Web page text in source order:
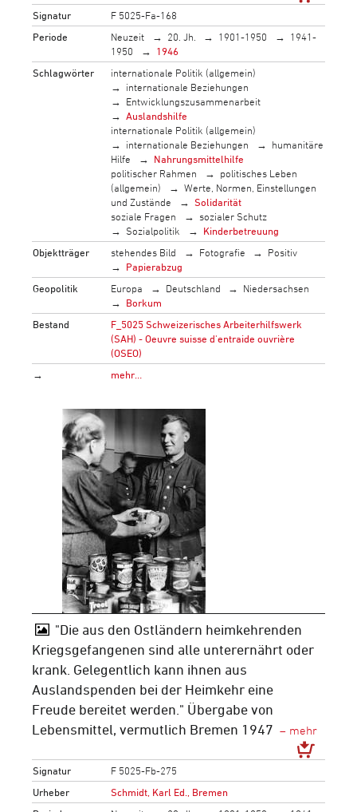
Signatur
F 5025-Fa-168
Periode
Neuzeit 20. Jh. 1901-1950
1941-
1950
1946
Schlagwörter
internationale Politik (allgemein)
internationale Beziehungen
Entwicklungszusammenarbeit
Auslandshilfe
internationale Politik (allgemein)
internationale Beziehungen
humanitäre
Hilfe
Nahrungsmittelhilfe
politischer Rahmen
politisches Leben
(allgemein)
Werte, Normen, Einstellungen
und Zustände
Solidarität
soziale Fragen
sozialer Schutz
Sozialpolitik
Kinderbetreuung
Objektträger
stehendes Bild Fotografie
Positiv
Papierabzug
Geopolitik
Europa Deutschland
Niedersachsen
Borkum
Bestand
F_5025 Schweizerisches Arbeiterhilfswerk
(SAH) - Oeuvre suisse d'entraide ouvrière
(OSEO)
→
mehr…
"Die aus den Ostländern heimkehrenden
Kriegsgefangenen sind alle unterernährt oder
krank. Gelegentlich kann ihnen aus
Auslandspenden bei der Heimkehr eine
Freude bereitet werden." Übergabe von
Lebensmittel, vermutlich Bremen 1947
Signatur
F 5025-Fb-275
Urheber
Schmidt, Karl Ed., Bremen